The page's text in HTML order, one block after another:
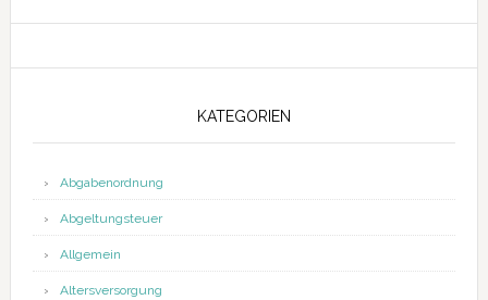
KATEGORIEN
Abgabenordnung
Abgeltungsteuer
Allgemein
Altersversorgung